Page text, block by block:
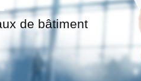
de bâtiment